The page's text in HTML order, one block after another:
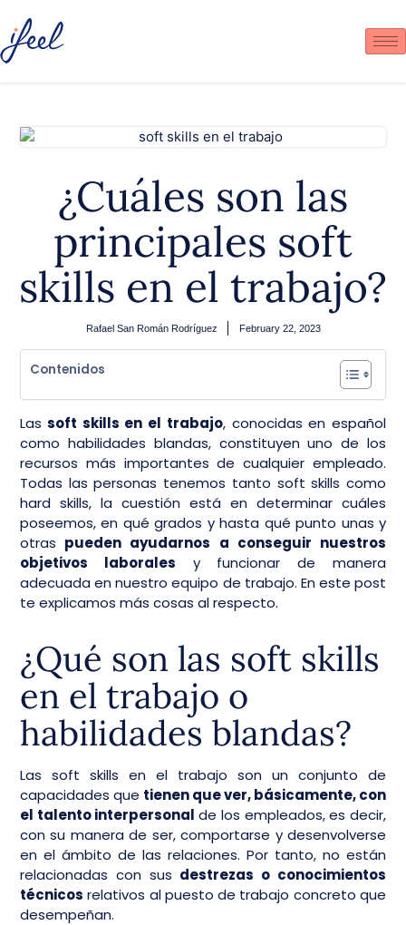
¿Cuáles son las
principales soft
skills en el trabajo?
Rafael San Román Rodríguez February 22, 2023
Contenidos
Las soft skills en el trabajo, conocidas en español
como habilidades blandas, constituyen uno de los
recursos más importantes de cualquier empleado.
Todas las personas tenemos tanto soft skills como
hard skills, la cuestión está en determinar cuáles
poseemos, en qué grados y hasta qué punto unas y
otras pueden ayudarnos a conseguir nuestros
objetivos laborales y funcionar de manera
adecuada en nuestro equipo de trabajo. En este post
te explicamos más cosas al respecto.
¿Qué son las soft skills
en el trabajo o
habilidades blandas?
Las soft skills en el trabajo son un conjunto de
capacidades que tienen que ver, básicamente, con
el talento interpersonalde los empleados, es decir,
con su manera de ser, comportarse y desenvolverse
en el ámbito de las relaciones. Por tanto, no están
relacionadas con sus destrezas o conocimientos
técnicos relativos al puesto de trabajo concreto que
desempeñan.